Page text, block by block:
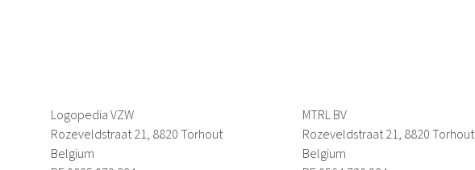
Logopedia VZW
Rozeveldstraat 21, 8820 Torhout
Belgium
MTRL BV
Rozeveldstraat 21, 8820 Torhout
Belgium